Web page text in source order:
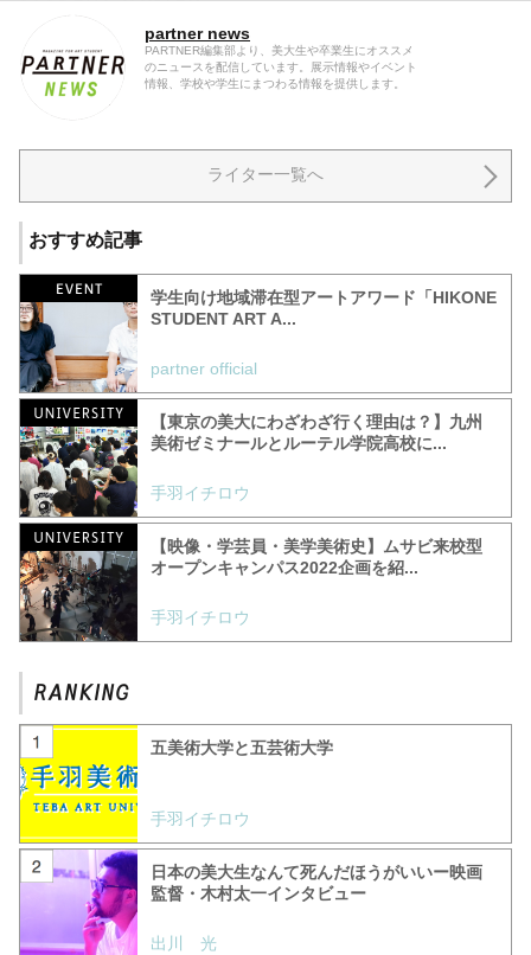
partner news
PARTNER編集部より、美大生や卒業生にオススメ
のニュースを配信しています。展示情報やイベント
情報、学校や学生にまつわる情報を提供します。
ライター一覧へ
おすすめ記事
学生向け地域滞在型アートアワード「HIKONE
STUDENT ART A...
partner official
【東京の美大にわざわざ行く理由は？】九州
美術ゼミナールとルーテル学院高校に...
手羽イチロウ
【映像・学芸員・美学美術史】ムサビ来校型
オープンキャンパス2022企画を紹...
手羽イチロウ
五美術大学と五芸術大学
手羽イチロウ
日本の美大生なんて死んだほうがいいー映画
監督・木村太一インタビュー
出川 光